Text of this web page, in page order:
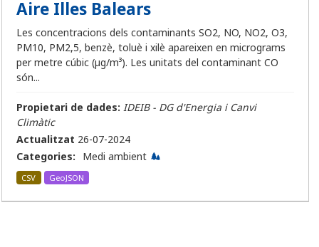
Aire Illes Balears
Les concentracions dels contaminants SO2, NO, NO2, O3,
PM10, PM2,5, benzè, toluè i xilè apareixen en micrograms
per metre cúbic (µg/m³). Les unitats del contaminant CO
són...
Propietari de dades: IDEIB - DG d'Energia i Canvi
Climàtic
Actualitzat 26-07-2024
Categories:
Medi ambient
CSV GeoJSON